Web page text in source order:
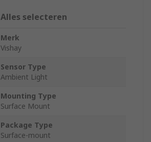
Alles selecteren
Merk
Vishay
Sensor Type
Ambient Light
Mounting Type
Surface Mount
Package Type
Surface-mount